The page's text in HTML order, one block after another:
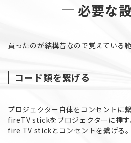
必要な
買ったのが結構昔なので覚えている
コード類を繋げる
プロジェクター自体をコンセントに繋
fireTV stickをプロジェクターに挿す
fire TV stickとコンセントを繋げる。